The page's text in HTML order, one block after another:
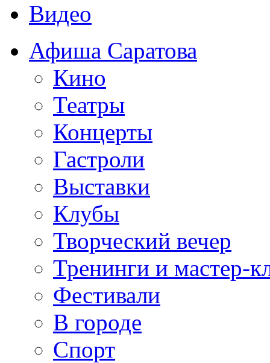
Видео
Афиша Саратова
Кино
Театры
Концерты
Гастроли
Выставки
Клубы
Творческий вечер
Тренинги и мастер-
Фестивали
В городе
Спорт